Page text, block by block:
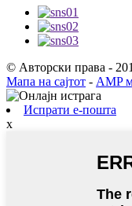
© Авторски права -
Мапа на сајтот - AMP
Испрати е-пошта
x